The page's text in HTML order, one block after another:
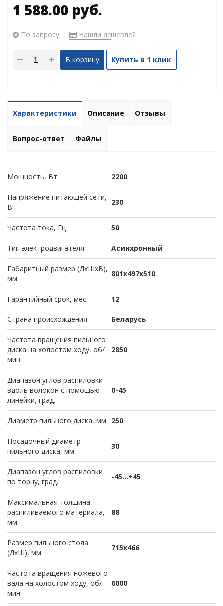
1 588.00 руб.
По запросу Нашли дешевле?
В корзину Купить в 1 клик
Характеристики Описание Отзывы
Вопрос-ответ Файлы
Мощность, Вт 2200
Напряжение питающей сети,
В
230
Частота тока, Гц 50
Тип электродвигателя Асинхронный
Габаритный размер (ДхШхВ),
мм
801х497х510
Гарантийный срок, мес. 12
Страна происхождения Беларусь
Частота вращения пильного
диска на холостом ходу, об/
мин
2850
Диапазон углов распиловки
вдоль волокон с помощью
линейки, град.
0-45
Диаметр пильного диска, мм 250
Посадочный диаметр
пильного диска, мм
30
Диапазон углов распиловки
по торцу, град.
-45...+45
Максимальная толщина
распиливаемого материала,
мм
88
Размер пильного стола
(ДхШ), мм
715х466
Частота вращения ножевого
вала на холостом ходу, об/
мин
6000